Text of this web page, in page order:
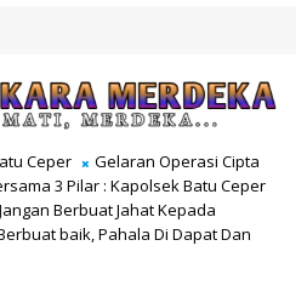
Ceper
Gelaran Operasi Cipta
3 Pilar : Kapolsek Batu Ceper
Jangan Berbuat Jahat Kepada
baik, Pahala Di Dapat Dan